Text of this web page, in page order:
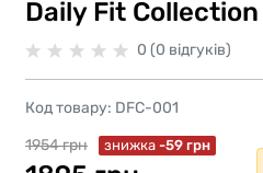
Daily Fit Collection
0 (0 відгуків)
Код товару: DFC-001
1954 грн
знижка -59 грн